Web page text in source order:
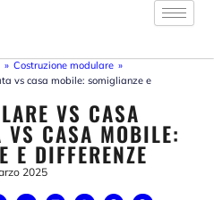
» Costruzione modulare »
vs casa mobile: somiglianze e
VS CASA
VS CASA MOBILE:
E DIFFERENZE
2025